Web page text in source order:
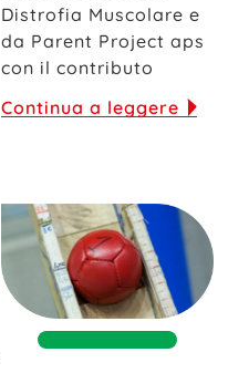
Distrofia Muscolare e
da Parent Project aps
con il contributo
Continua a leggere